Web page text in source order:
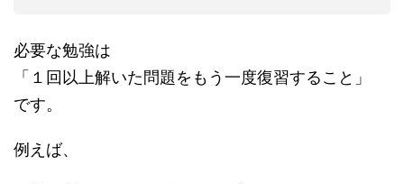
必要な勉強は
「１回以上解いた問題をもう一度復習すること」
です。
例えば、